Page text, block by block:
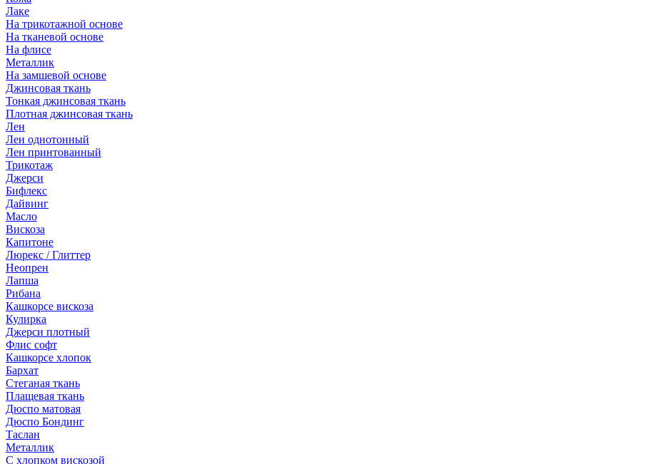
Лаке
На трикотажной основе
На тканевой основе
На флисе
Металлик
На замшевой основе
Джинсовая ткань
Тонкая джинсовая ткань
Плотная джинсовая ткань
Лен
Лен однотонный
Лен принтованный
Трикотаж
Джерси
Бифлекс
Дайвинг
Масло
Вискоза
Капитоне
Люрекс / Глиттер
Неопрен
Лапша
Рибана
Кашкорсе вискоза
Кулирка
Джерси плотный
Флис софт
Кашкорсе хлопок
Бархат
Стеганая ткань
Плащевая ткань
Дюспо матовая
Дюспо Бондинг
Таслан
Металлик
С хлопком вискозой